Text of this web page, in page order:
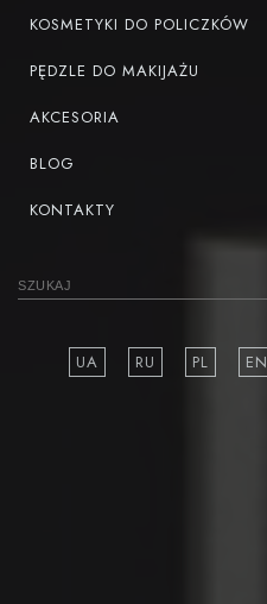
KOSMETYKI DO POLICZKÓW
PĘDZLE DO MAKIJAŻU
AKCESORIA
BLOG
KONTAKTY
UA RU PL EN